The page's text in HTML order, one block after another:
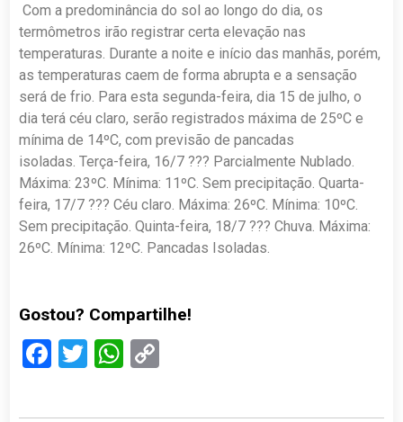
Com a predominância do sol ao longo do dia, os
termômetros irão registrar certa elevação nas
temperaturas. Durante a noite e início das manhãs, porém,
as temperaturas caem de forma abrupta e a sensação
será de frio. Para esta segunda-feira, dia 15 de julho, o
dia terá céu claro, serão registrados máxima de 25ºC e
mínima de 14ºC, com previsão de pancadas
isoladas. Terça-feira, 16/7 ??? Parcialmente Nublado.
Máxima: 23ºC. Mínima: 11ºC. Sem precipitação. Quarta-
feira, 17/7 ??? Céu claro. Máxima: 26ºC. Mínima: 10ºC.
Sem precipitação. Quinta-feira, 18/7 ??? Chuva. Máxima:
26ºC. Mínima: 12ºC. Pancadas Isoladas.
Gostou? Compartilhe!
Facebook
TwitterWhatsApp